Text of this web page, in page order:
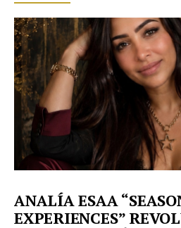
ANALÍA ESAA
EXPERIENCES”